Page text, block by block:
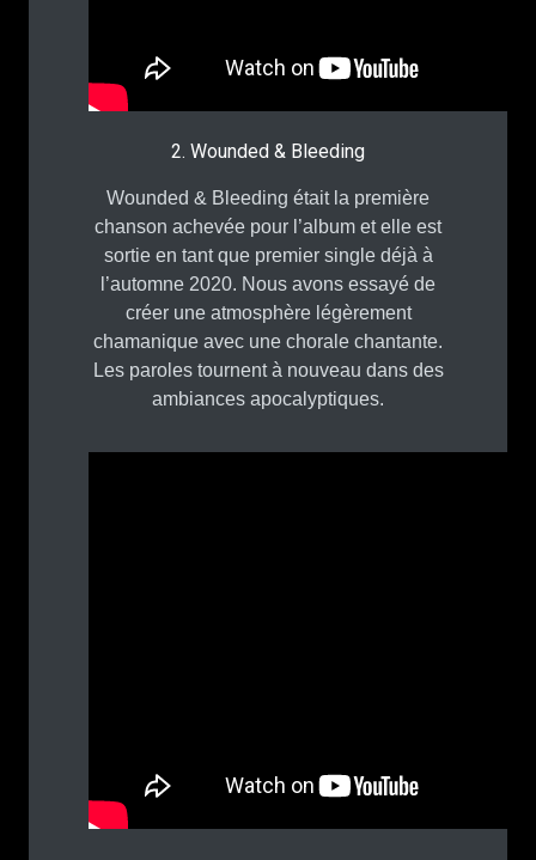
2. Wounded & Bleeding
Wounded & Bleeding était la première
chanson achevée pour l’album et elle est
sortie en tant que premier single déjà à
l’automne 2020. Nous avons essayé de
créer une atmosphère légèrement
chamanique avec une chorale chantante.
Les paroles tournent à nouveau dans des
ambiances apocalyptiques.